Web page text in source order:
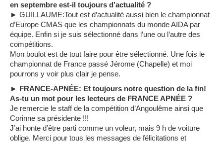
en septembre est-il toujours d’actualité ?
► GUILLAUME:Tout est d’actualité aussi bien le championnat
d’Europe CMAS que les championnats du monde AIDA par
équipe. Enfin si je suis sélectionné dans l’une ou l’autre des
compétitions.
Mon boulot est de tout faire pour être sélectionné. Une fois le
championnat de France passé Jérome (Chapelle) et moi
pourrons y voir plus clair je pense.
► FRANCE-APNÉE: Et toujours notre question de la fin!
As-tu un mot pour les lecteurs de FRANCE APNÉE ?
Je remercie le staff de la compétition d’Angoulême ainsi que
Corinne sa présidente !!!
J’ai honte d’être parti comme un voleur, mais 9 h de voiture
oblige. Merci pour tous les messages de félicitations et